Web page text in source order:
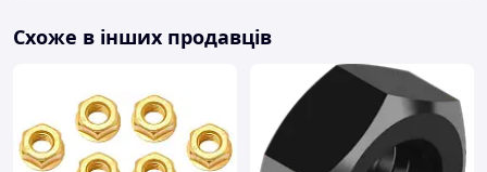
Схоже в інших продавців